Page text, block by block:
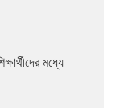
মধ্যে